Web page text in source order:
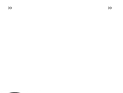
» »